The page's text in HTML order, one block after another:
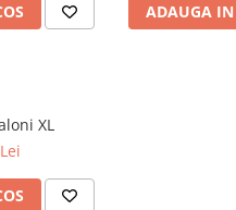
ADAUGA IN
H&M pantaloni XL